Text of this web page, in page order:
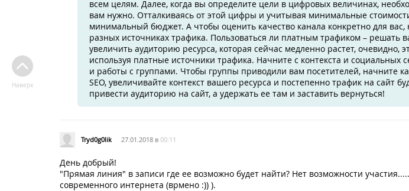
всем целям. Далее, когда вы определите цели в цифровых величинах,
вам нужно. Отталкиваясь от этой цифры и учитывая минимальные
минимальный бюджет. А чтобы оценить качество канала конкретно для вас,
разных источниках трафика. Пользоваться ли платным трафиком – решать
увеличить аудиторию ресурса, которая сейчас медленно растет, очевидно,
используя платные источники трафика. Начните с контекста и социальных
и работы с группами. Чтобы группы приводили вам посетителей, начните
SEO, увеличивайте контекст вашего ресурса и постепенно трафик на сайт
привести аудиторию на сайт, а удержать ее там и заставить вернуться!
Tryd0g0lik 27.01.2018 в 00:11
День добрый!
"Прямая линия" в записи где ее возможно будет найти? Нет возможности
современного интернета (врмено :)) ).
Наверх